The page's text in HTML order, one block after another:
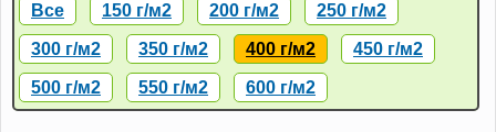
Все 150 г/м2 200 г/м2 250 г/м2
300 г/м2 350 г/м2 400 г/м2 450 г/м2
500 г/м2 550 г/м2 600 г/м2